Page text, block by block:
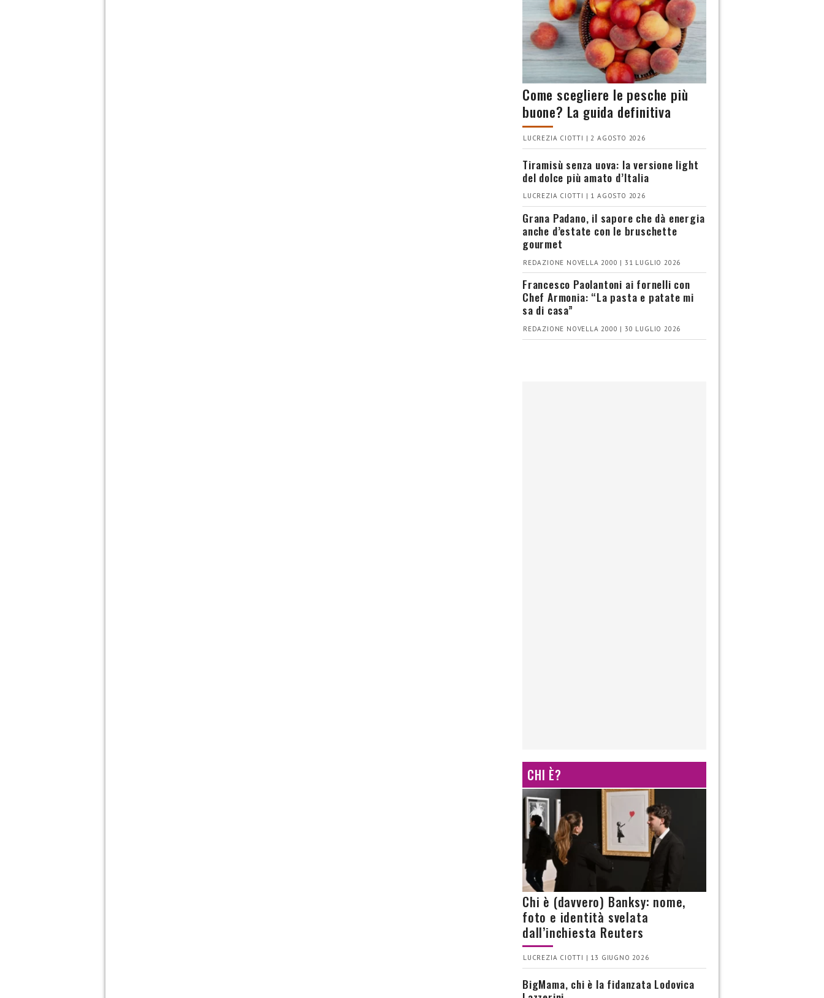
Come scegliere le pesche più
buone? La guida definitiva
LUCREZIA CIOTTI | 2 AGOSTO 2026
Tiramisù senza uova: la versione light
del dolce più amato d’Italia
LUCREZIA CIOTTI | 1 AGOSTO 2026
Grana Padano, il sapore che dà energia
anche d’estate con le bruschette
gourmet
REDAZIONE NOVELLA 2000 | 31 LUGLIO 2026
Francesco Paolantoni ai fornelli con
Chef Armonia: “La pasta e patate mi
sa di casa”
REDAZIONE NOVELLA 2000 | 30 LUGLIO 2026
CHI È?
Chi è (davvero) Banksy: nome,
foto e identità svelata
dall’inchiesta Reuters
LUCREZIA CIOTTI | 13 GIUGNO 2026
BigMama, chi è la fidanzata Lodovica